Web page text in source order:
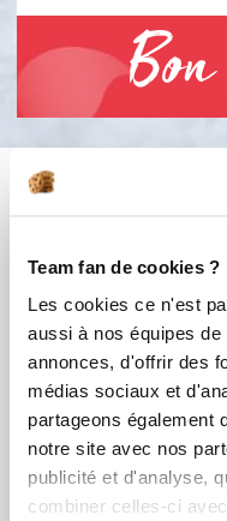
Team fan de cookies ?
Les cookies ce n'est
aussi à nos équipes
annonces, d'offrir des
médias sociaux et
partageons également
notre site avec nos
publicité et d'analyse,
combiner celles-ci
Vous aimerez
aurelieromane